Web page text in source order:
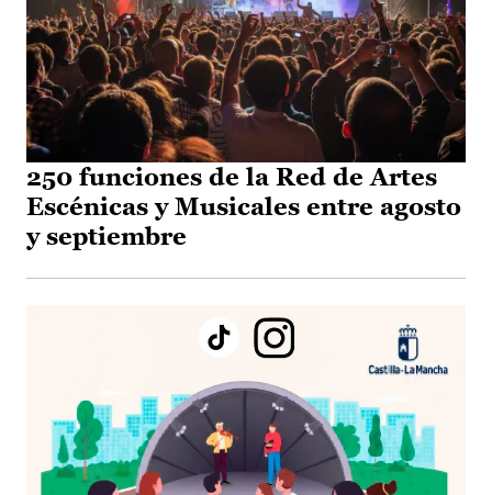
250 funciones de la Red de Artes
Escénicas y Musicales entre agosto
y septiembre